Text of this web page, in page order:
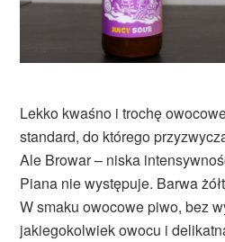
Lekko kwaśno i trochę
standard, do którego
Ale Browar – niska
Piana nie występuje. Barwa
W smaku owocowe piwo, bez
jakiegokolwiek owocu i